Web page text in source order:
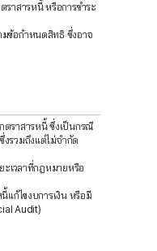
าสารหนี้ หรือการชำระ
ข้อกำหนดสิทธิ ซึ่งอาจ
ตราสารหนี้ ซึ่งเป็นกรณี
รวมถึงแต่ไม่จำกัด
ะเวลาที่กฎหมายหรือ
แก้ไขงบการเงิน หรือมี
Audit)